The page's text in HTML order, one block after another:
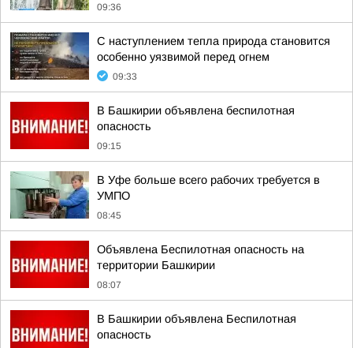
09:36
С наступлением тепла природа становится
особенно уязвимой перед огнем
09:33
В Башкирии объявлена беспилотная
опасность
09:15
В Уфе больше всего рабочих требуется в
УМПО
08:45
Объявлена Беспилотная опасность на
территории Башкирии
08:07
В Башкирии объявлена Беспилотная
опасность